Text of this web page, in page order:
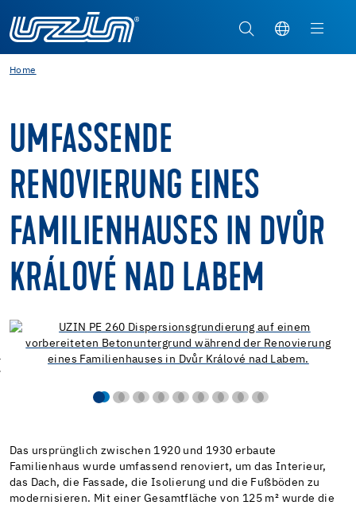
Home
UMFASSENDE
RENOVIERUNG EINES
FAMILIENHAUSES IN DVŮR
KRÁLOVÉ NAD LABEM
Das ursprünglich zwischen 1920 und 1930 erbaute
Familienhaus wurde umfassend renoviert, um das Interieur,
das Dach, die Fassade, die Isolierung und die Fußböden zu
modernisieren. Mit einer Gesamtfläche von 125 m² wurde die